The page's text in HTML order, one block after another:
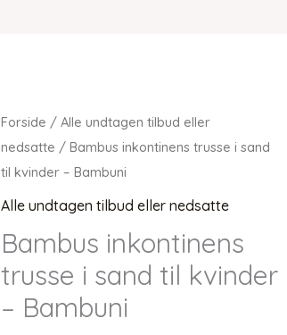
Forside /Alle undtagen tilbud eller
nedsatte / Bambus inkontinens trusse i sand
til kvinder – Bambuni
Alle undtagen tilbud eller nedsatte
Bambus inkontinens
trusse i sand til kvinder
– Bambuni